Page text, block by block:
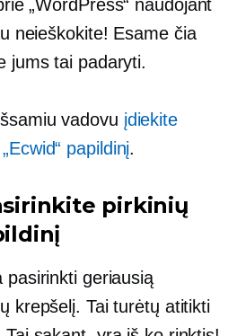
„WordPress“ naudojant
neieškokite! Esame čia
jums tai padaryti.
vadovu įdiekite
papildinį.
pirkinių
pasirinkti geriausią
krepšelį. Tai turėtų atitikti